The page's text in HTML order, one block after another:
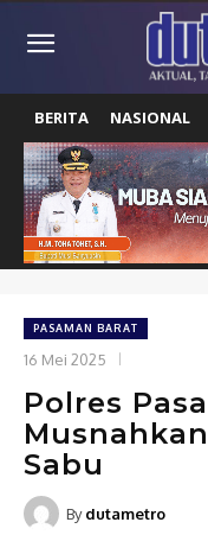
BERITA NASIONAL
PASAMAN BARAT
16 Mei 2025
Polres
Sabu
By dutametro